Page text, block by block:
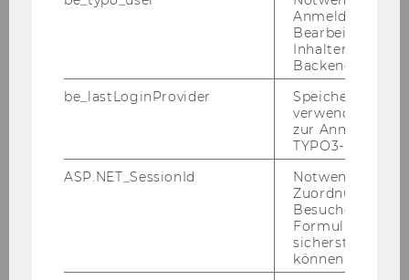
Maßnahmenverordnung, BGBl II
197/2020“ durch den Aus­druck
Schutzmaßnahmenverordnung,
BGBl II 463/2020“ er­setzt.
In § 10 wird fol­gen­der Ab­satz 4 er­
gänzt:
(4) Die Än­de­rung der Ver­ord­nung
des Rek­to­rats der Wirt­schafts­uni­ver­
si­tät Wien über die Be­nüt­zung von
Ge­bäu­den und Flä­chen der WU oder
Anmeldung und
Bearbeitung von
Inhalten im
Backend.
be_lastLoginProvider
Speichert die
verwendete
zur Anmeldung
TYPO3-Backend.
ASP.NET_SessionId
Notwendig, um
Zuordnung von
Besucher zu
sicherstellen zu
können.